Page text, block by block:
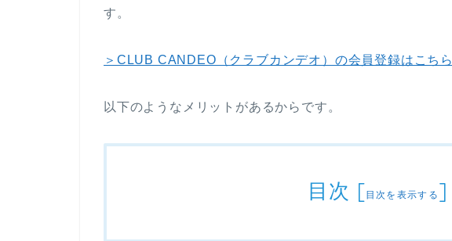
す。
＞CLUB CANDEO（クラブカンデオ）の会員登録はこちら
以下のようなメリットがあるからです。
目次 [目次を表示する ]